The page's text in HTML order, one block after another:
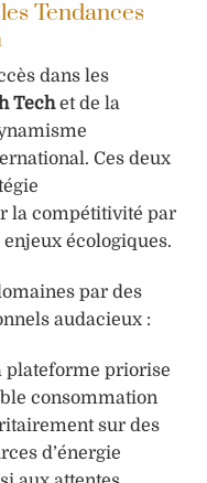
Tendances
dans les
Techet de la
Ces deux
la compétitivité par
écologiques.
par des
audacieux :
plateforme priorise
consommation
sur des
d’énergie